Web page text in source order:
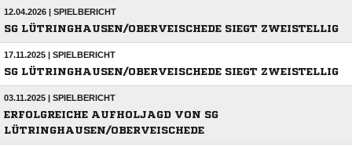
12.04.2026 | SPIELBERICHT
SG LÜTRINGHAUSEN/OBERVEISCHEDE SIEGT ZWEISTELLIG
17.11.2025 | SPIELBERICHT
SG LÜTRINGHAUSEN/OBERVEISCHEDE SIEGT ZWEISTELLIG
03.11.2025 | SPIELBERICHT
ERFOLGREICHE AUFHOLJAGD VON SG
LÜTRINGHAUSEN/OBERVEISCHEDE